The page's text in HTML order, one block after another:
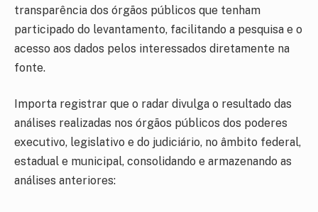
transparência dos órgãos públicos que tenham
participado do levantamento, facilitando a pesquisa e o
acesso aos dados pelos interessados diretamente na
fonte.
Importa registrar que o radar divulga o resultado das
análises realizadas nos órgãos públicos dos poderes
executivo, legislativo e do judiciário, no âmbito federal,
estadual e municipal, consolidando e armazenando as
análises anteriores: